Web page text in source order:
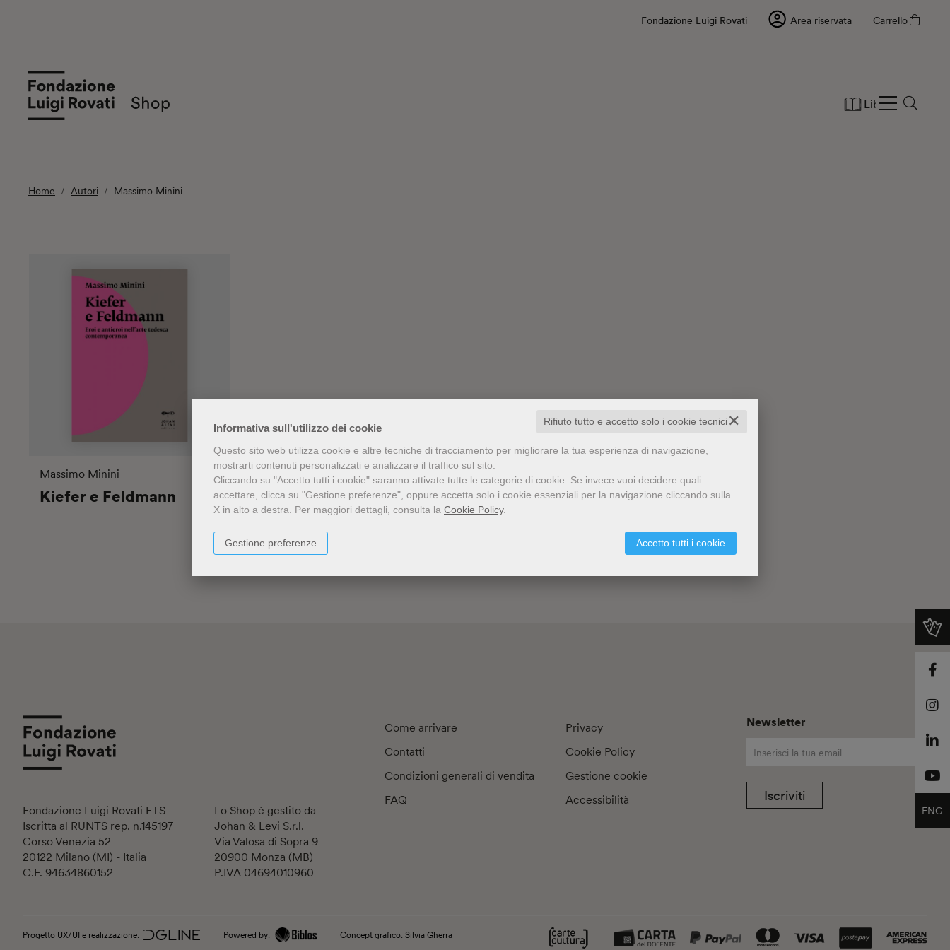
Informativa sull'utilizzo dei cookie ✕
Rifiuto tutto e accetto solo i cookie tecnici
Questo sito web utilizza cookie e altre tecniche di tracciamento per migliorare la tua esperienza di navigazione,
mostrarti contenuti personalizzati e analizzare il traffico sul sito.
Cliccando su "Accetto tutti i cookie" saranno attivate tutte le categorie di cookie. Se invece vuoi decidere quali
accettare, clicca su "Gestione preferenze", oppure accetta solo i cookie essenziali per la navigazione cliccando sulla
X in alto a destra. Per maggiori dettagli, consulta la Cookie Policy.
Accetto tutti i cookie
Gestione preferenze
Fondazione Luigi Rovati Area riservata Carrello
Libri
Home Autori Massimo Minini
Kiefer e Feldmann
Massimo Minini
Fondazione Luigi Rovati ETS
Iscritta al RUNTS rep. n.145197
Corso Venezia 52
20122 Milano (MI) - Italia
C.F. 94634860152
Lo Shop è gestito da
Johan & Levi S.r.l.
Via Valosa di Sopra 9
20900 Monza (MB)
P.IVA 04694010960
Come arrivare
Contatti
Condizioni generali di vendita
FAQ
Privacy
Cookie Policy
Gestione cookie
Accessibilità
Newsletter
Iscriviti
Progetto UX/UI e realizzazione: Powered by: Concept grafico: Silvia Gherra
ENG